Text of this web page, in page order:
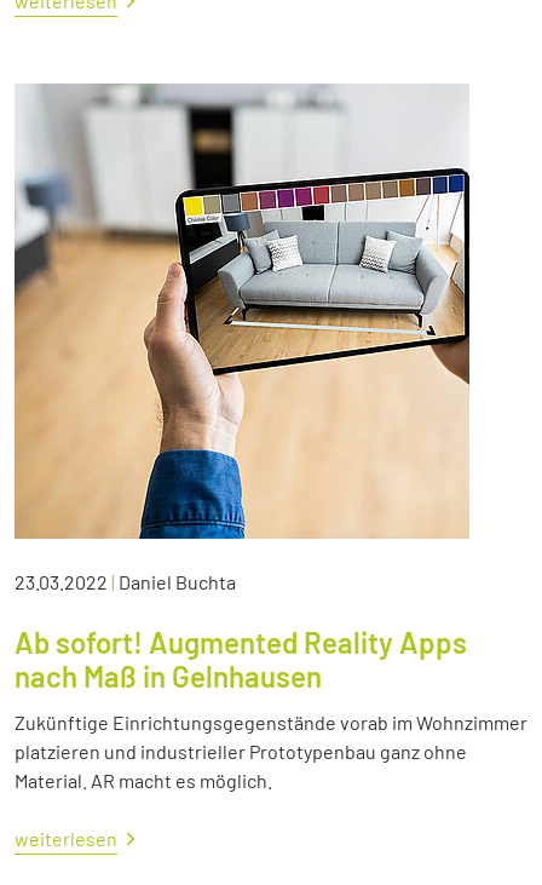
23.03.2022 | Daniel Buchta
Ab sofort! Augmented Reality Apps
nach Maß in Gelnhausen
Zukünftige Einrichtungsgegenstände vorab im Wohnzimmer
platzieren und industrieller Prototypenbau ganz ohne
Material. AR macht es möglich.
weiterlesen